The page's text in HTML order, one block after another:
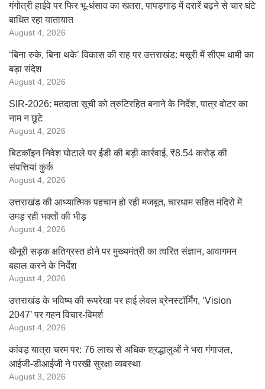
गंगोत्री हाईवे पर फिर भू-धंसाव का खतरा, पापड़गाड़ में दरारें बढ़ने से चार घंटे
बाधित रहा यातायात
August 4, 2026
‘बिना रुके, बिना थके’ विकास की राह पर उत्तराखंड: मसूरी में सीएम धामी का
बड़ा संदेश
August 4, 2026
SIR-2026: मतदाता सूची को त्रुटिरहित बनाने के निर्देश, पात्र वोटर का
नाम न छूटे
August 4, 2026
बिटकॉइन निवेश घोटाले पर ईडी की बड़ी कार्रवाई, ₹8.54 करोड़ की
संपत्तियां कुर्क
August 4, 2026
उत्तराखंड की आध्यात्मिक पहचान हो रही मजबूत, चारधाम सहित मंदिरों में
उमड़ रही भक्तों की भीड़
August 4, 2026
खैनूरी सड़क क्षतिग्रस्त होने पर मुख्यमंत्री का त्वरित संज्ञान, आवागमन
बहाल करने के निर्देश
August 4, 2026
उत्तराखंड के भविष्य की रूपरेखा पर हाई लेवल ब्रेनस्टॉर्मिंग, ‘Vision
2047’ पर गहन विचार-विमर्श
August 4, 2026
कांवड़ यात्रा चरम पर: 76 लाख से अधिक श्रद्धालुओं ने भरा गंगाजल,
आईजी-डीआईजी ने परखी सुरक्षा व्यवस्था
August 3, 2026